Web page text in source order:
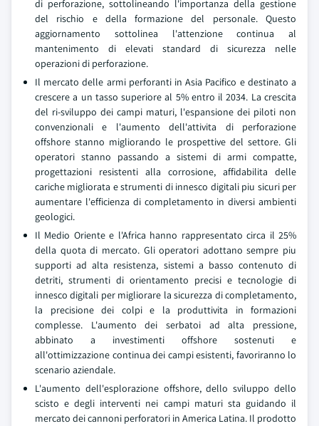
di perforazione, sottolineando l'importanza della gestione
del rischio e della formazione del personale. Questo
aggiornamento sottolinea l'attenzione continua al
mantenimento di elevati standard di sicurezza nelle
operazioni di perforazione.
Il mercato delle armi perforanti in Asia Pacifico e destinato a
crescere a un tasso superiore al 5% entro il 2034. La crescita
del ri-sviluppo dei campi maturi, l'espansione dei piloti non
convenzionali e l'aumento dell'attivita di perforazione
offshore stanno migliorando le prospettive del settore. Gli
operatori stanno passando a sistemi di armi compatte,
progettazioni resistenti alla corrosione, affidabilita delle
cariche migliorata e strumenti di innesco digitali piu sicuri per
aumentare l'efficienza di completamento in diversi ambienti
geologici.
Il Medio Oriente e l'Africa hanno rappresentato circa il 25%
della quota di mercato. Gli operatori adottano sempre piu
supporti ad alta resistenza, sistemi a basso contenuto di
detriti, strumenti di orientamento precisi e tecnologie di
innesco digitali per migliorare la sicurezza di completamento,
la precisione dei colpi e la produttivita in formazioni
complesse. L'aumento dei serbatoi ad alta pressione,
abbinato a investimenti offshore sostenuti e
all'ottimizzazione continua dei campi esistenti, favoriranno lo
scenario aziendale.
L'aumento dell'esplorazione offshore, dello sviluppo dello
scisto e degli interventi nei campi maturi sta guidando il
mercato dei cannoni perforatori in America Latina. Il prodotto